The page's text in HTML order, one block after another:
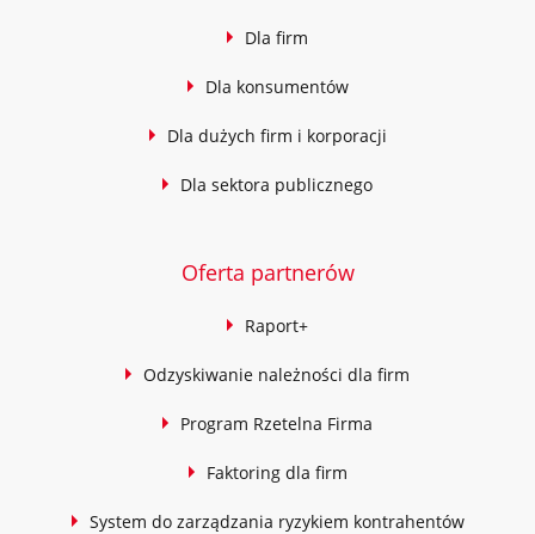
Dla firm
Dla konsumentów
Dla dużych firm i korporacji
Dla sektora publicznego
Oferta partnerów
Raport+
Odzyskiwanie należności dla firm
Program Rzetelna Firma
Faktoring dla firm
System do zarządzania ryzykiem kontrahentów